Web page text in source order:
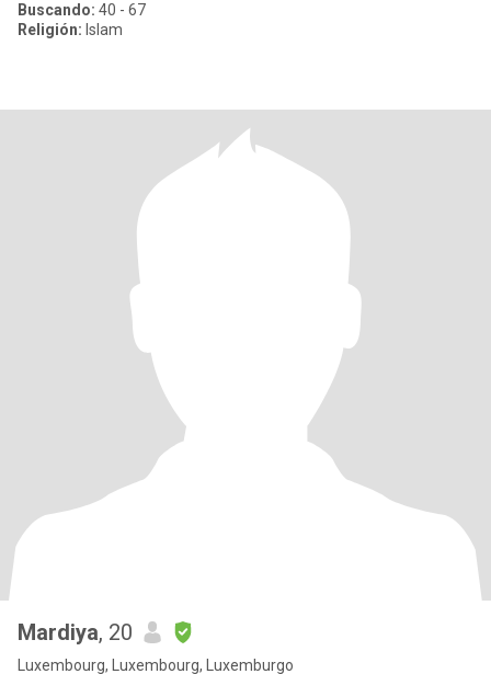
Buscando: 40 - 67
Religión: Islam
Mardiya, 20
Luxembourg, Luxembourg, Luxemburgo